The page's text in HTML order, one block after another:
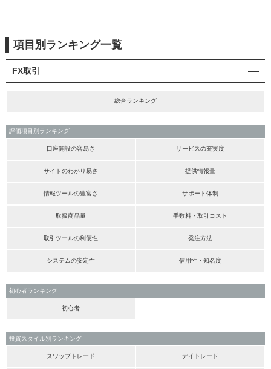
項目別ランキング一覧
FX取引
総合ランキング
評価項目別ランキング
口座開設の容易さ サービスの充実度
サイトのわかり易さ 提供情報量
情報ツールの豊富さ サポート体制
取扱商品量 手数料・取引コスト
取引ツールの利便性 発注方法
システムの安定性 信用性・知名度
初心者ランキング
初心者
投資スタイル別ランキング
スワップトレード デイトレード